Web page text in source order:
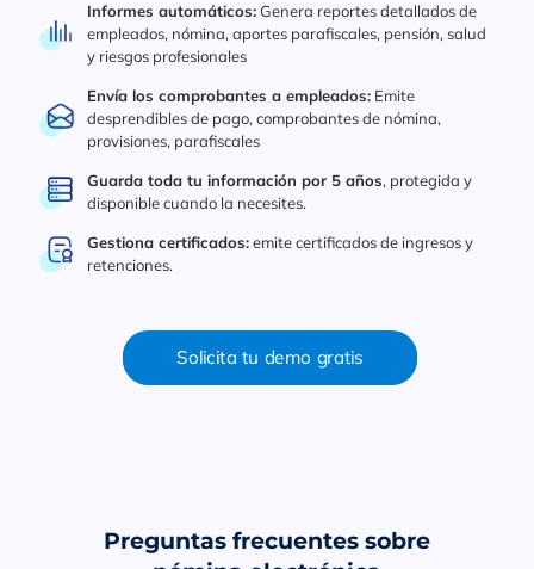
Informes automáticos:Genera reportes detallados de
empleados, nómina, aportes parafiscales, pensión, salud
y riesgos profesionales
Envía los comprobantes a empleados: Emite
desprendibles de pago, comprobantes de nómina,
provisiones, parafiscales
Guarda toda tu información por 5 años, protegida y
disponible cuando la necesites.
Gestiona certificados:emite certificados de ingresos y
retenciones.
Solicita tu demo gratis
Preguntas frecuentes sobre